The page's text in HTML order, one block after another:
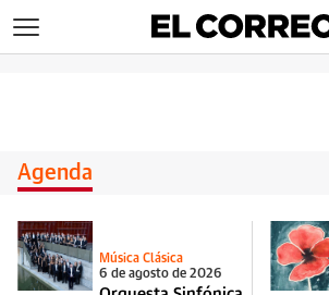
Agenda
Música Clásica
6 de agosto de 2026